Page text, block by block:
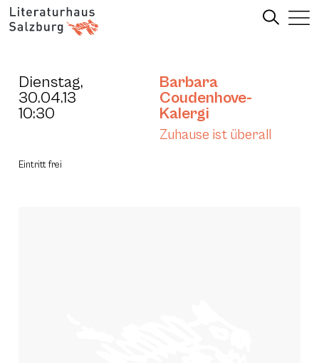
Dienstag,
30.04.13
10:30
Barbara
Coudenhove-
Kalergi
Zuhause ist überall
Eintritt frei